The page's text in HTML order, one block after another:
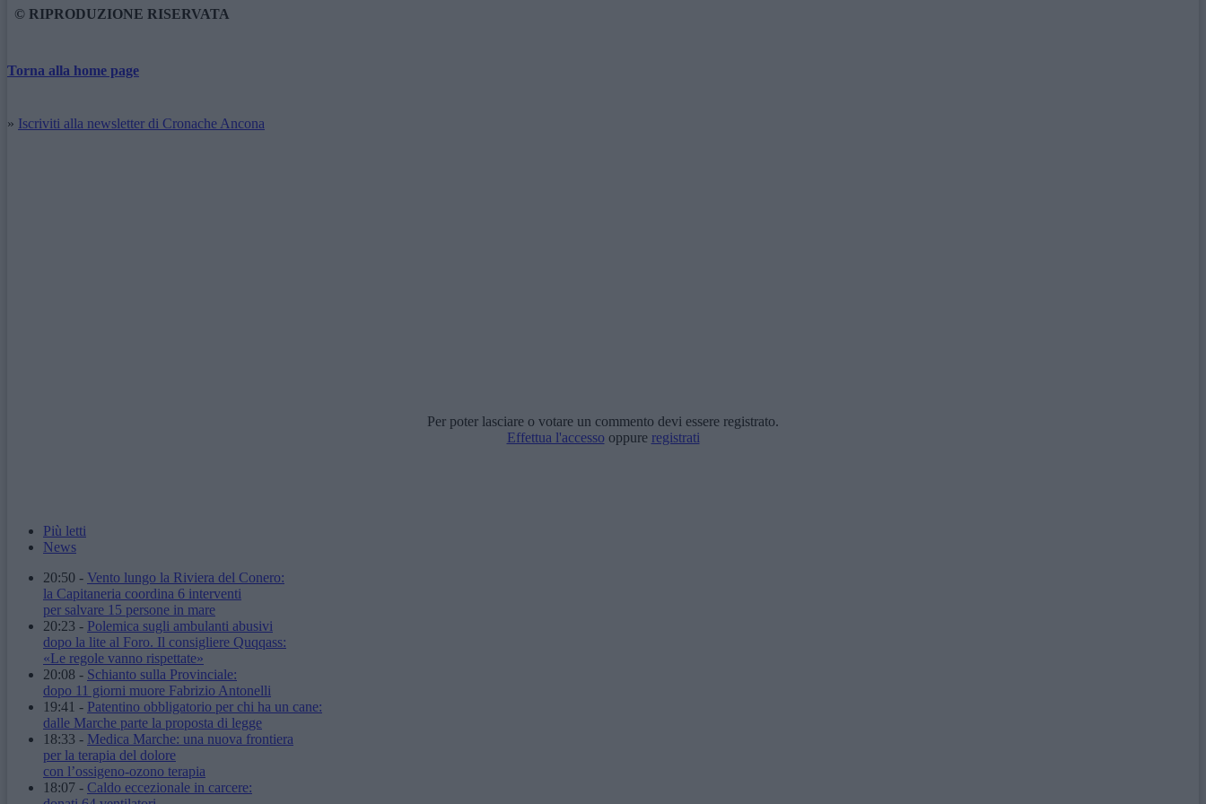
© RIPRODUZIONE RISERVATA
Torna alla home page
» Iscriviti alla newsletter di Cronache Ancona
Per poter lasciare o votare un commento devi essere registrato.
Effettua l'accesso oppure registrati
Più letti
News
20:50 - Vento lungo la Riviera del Conero:
la Capitaneria coordina 6 interventi
per salvare 15 persone in mare
20:23 - Polemica sugli ambulanti abusivi
dopo la lite al Foro. Il consigliere Quqqass:
«Le regole vanno rispettate»
20:08 - Schianto sulla Provinciale:
dopo 11 giorni muore Fabrizio Antonelli
19:41 - Patentino obbligatorio per chi ha un cane:
dalle Marche parte la proposta di legge
18:33 - Medica Marche: una nuova frontiera
per la terapia del dolore
con l’ossigeno-ozono terapia
18:07 - Caldo eccezionale in carcere: